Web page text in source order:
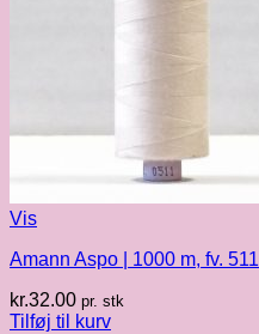
Vis
Amann Aspo | 1000 m, fv. 511
kr.32.00 pr. stk
Tilføj til kurv